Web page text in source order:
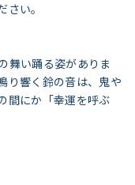
い。
舞い踊る姿がありま
り響く鈴の音は、鬼や
間にか「幸運を呼ぶ